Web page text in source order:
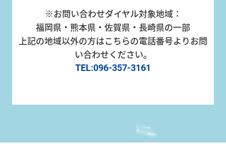
※お問い合わせダイヤル対象地域：
福岡県・熊本県・佐賀県・長崎県の一部
上記の地域以外の方はこちらの電話番号よりお問
い合わせください。
TEL:096-357-3161